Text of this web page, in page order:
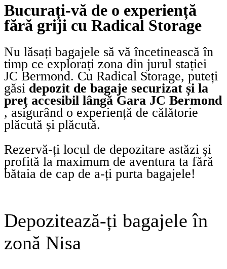
Bucurați-vă de o experiență
fără griji cu Radical Storage
Nu lăsați bagajele să vă încetinească în
timp ce explorați zona din jurul stației
JC Bermond. Cu Radical Storage, puteți
găsi depozit de bagaje securizat și la
preț accesibil lângă Gara JC Bermond
, asigurând o experiență de călătorie
plăcută și plăcută.
Rezervă-ți locul de depozitare astăzi și
profită la maximum de aventura ta fără
bătaia de cap de a-ți purta bagajele!
Depozitează-ți bagajele în
zonă Nisa